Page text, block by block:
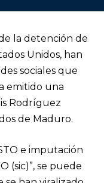
la detención de
Unidos, han
sociales que
emitido una
Rodríguez
de Maduro.
e imputación
(sic)”, se puede